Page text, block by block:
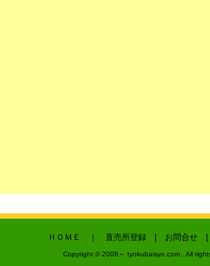
ＨＯＭＥ 直売所登録| お問合せ|
Copyright © 2008～ tyokubaisyo.com . All